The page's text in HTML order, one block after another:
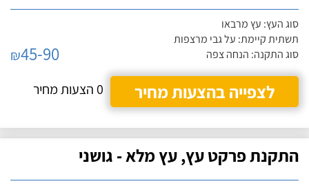
סוג העץ: עץ מרבאו
תשתית קיימת: על גבי מרצפות
סוג התקנה: הנחה צפה
₪45-90
לצפייה בהצעות מחיר
0 הצעות מחיר
התקנת פרקט עץ, עץ מלא - גושני